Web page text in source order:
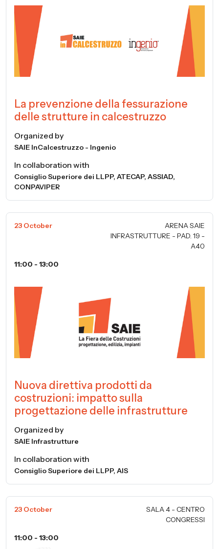
La prevenzione della fessurazione
delle strutture in calcestruzzo
Organized by
SAIE InCalcestruzzo - Ingenio
In collaboration with
Consiglio Superiore dei LLPP, ATECAP, ASSIAD,
CONPAVIPER
23 October
ARENA SAIE
INFRASTRUTTURE - PAD. 19 -
A40
11:00 - 13:00
Nuova direttiva prodotti da
costruzioni: impatto sulla
progettazione delle infrastrutture
Organized by
SAIE Infrastrutture
In collaboration with
Consiglio Superiore dei LLPP, AIS
23 October
SALA 4 - CENTRO
CONGRESSI
11:00 - 13:00